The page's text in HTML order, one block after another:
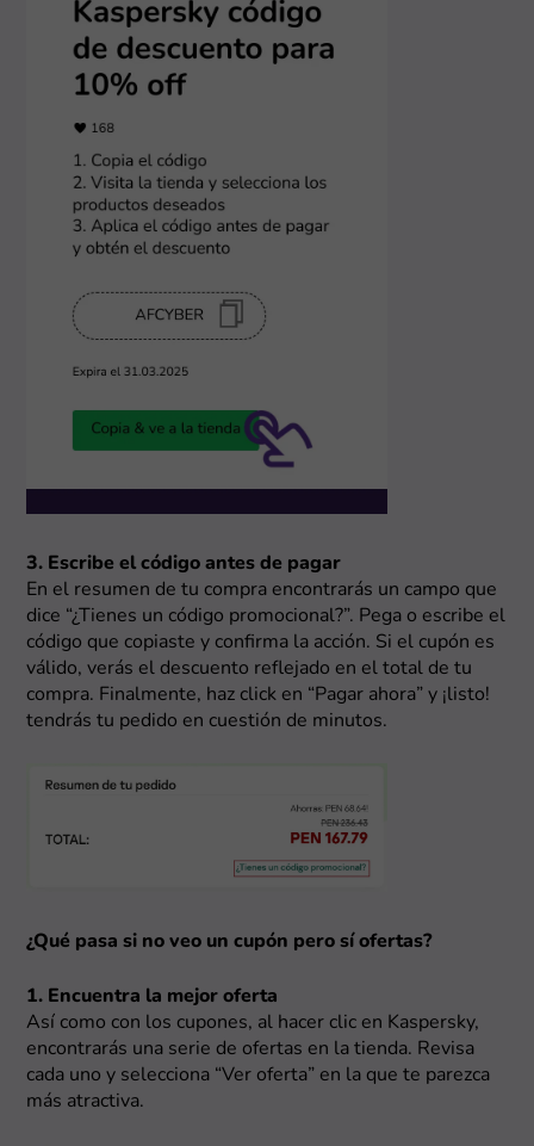
3. Escribe el código antes de pagar
En el resumen de tu compra encontrarás un campo que
dice “¿Tienes un código promocional?”. Pega o escribe el
código que copiaste y confirma la acción. Si el cupón es
válido, verás el descuento reflejado en el total de tu
compra. Finalmente, haz click en “Pagar ahora” y ¡listo!
tendrás tu pedido en cuestión de minutos.
¿Qué pasa si no veo un cupón pero sí ofertas?
1. Encuentra la mejor oferta
Así como con los cupones, al hacer clic en Kaspersky,
encontrarás una serie de ofertas en la tienda. Revisa
cada uno y selecciona “Ver oferta” en la que te parezca
más atractiva.